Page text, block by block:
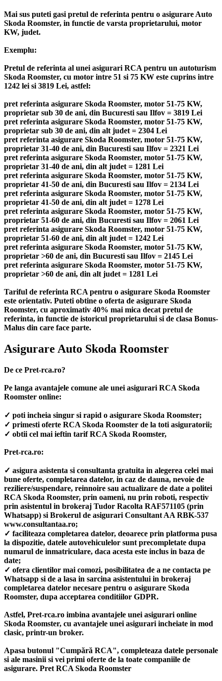
Mai sus puteti gasi pretul de referinta pentru o asigurare Auto
Skoda Roomster, in functie de varsta proprietarului, motor
KW, judet.
Exemplu:
Pretul de referinta al unei asigurari RCA pentru un autoturism
Skoda Roomster, cu motor intre 51 si 75 KW este cuprins intre
1242 lei si 3819 Lei, astfel:
pret referinta asigurare Skoda Roomster, motor 51-75 KW,
proprietar sub 30 de ani, din Bucuresti sau Ilfov = 3819 Lei
pret referinta asigurare Skoda Roomster, motor 51-75 KW,
proprietar sub 30 de ani, din alt judet = 2304 Lei
pret referinta asigurare Skoda Roomster, motor 51-75 KW,
proprietar 31-40 de ani, din Bucuresti sau Ilfov = 2321 Lei
pret referinta asigurare Skoda Roomster, motor 51-75 KW,
proprietar 31-40 de ani, din alt judet = 1281 Lei
pret referinta asigurare Skoda Roomster, motor 51-75 KW,
proprietar 41-50 de ani, din Bucuresti sau Ilfov = 2134 Lei
pret referinta asigurare Skoda Roomster, motor 51-75 KW,
proprietar 41-50 de ani, din alt judet = 1278 Lei
pret referinta asigurare Skoda Roomster, motor 51-75 KW,
proprietar 51-60 de ani, din Bucuresti sau Ilfov = 2061 Lei
pret referinta asigurare Skoda Roomster, motor 51-75 KW,
proprietar 51-60 de ani, din alt judet = 1242 Lei
pret referinta asigurare Skoda Roomster, motor 51-75 KW,
proprietar >60 de ani, din Bucuresti sau Ilfov = 2145 Lei
pret referinta asigurare Skoda Roomster, motor 51-75 KW,
proprietar >60 de ani, din alt judet = 1281 Lei
Tariful de referinta RCA pentru o asigurare Skoda Roomster
este orientativ. Puteti obtine o oferta de asigurare Skoda
Roomster, cu aproximativ 40% mai mica decat pretul de
referinta, in functie de istoricul proprietarului si de clasa Bonus-
Malus din care face parte.
Asigurare Auto Skoda Roomster
De ce Pret-rca.ro?
Pe langa avantajele comune ale unei asigurari RCA Skoda
Roomster online:
✓ poti incheia singur si rapid o asigurare Skoda Roomster;
✓ primesti oferte RCA Skoda Roomster de la toti asiguratorii;
✓ obtii cel mai ieftin tarif RCA Skoda Roomster,
Pret-rca.ro:
✓ asigura asistenta si consultanta gratuita in alegerea celei mai
bune oferte, completarea datelor, in caz de dauna, nevoie de
reziliere/suspendare, reinnoire sau actualizare de date a politei
RCA Skoda Roomster, prin oameni, nu prin roboti, respectiv
prin asistentul in brokeraj Tudor Racolta RAF571105 (prin
Whatsapp) si Brokerul de asigurari Consultant AA RBK-537
www.consultantaa.ro;
✓ faciliteaza completarea datelor, deoarece prin platforma pusa
la dispozitie, datele autovehiculelor sunt precompletate dupa
numarul de inmatriculare, daca acesta este inclus in baza de
date;
✓ ofera clientilor mai comozi, posibilitatea de a ne contacta pe
Whatsapp si de a lasa in sarcina asistentului in brokeraj
completarea datelor necesare pentru o asigurare Skoda
Roomster, dupa acceptarea conditiilor GDPR.
Astfel, Pret-rca.ro imbina avantajele unei asigurari online
Skoda Roomster, cu avantajele unei asigurari incheiate in mod
clasic, printr-un broker.
Apasa butonul "Cumpără RCA", completeaza datele personale
si ale masinii si vei primi oferte de la toate companiile de
asigurare. Pret RCA Skoda Roomster